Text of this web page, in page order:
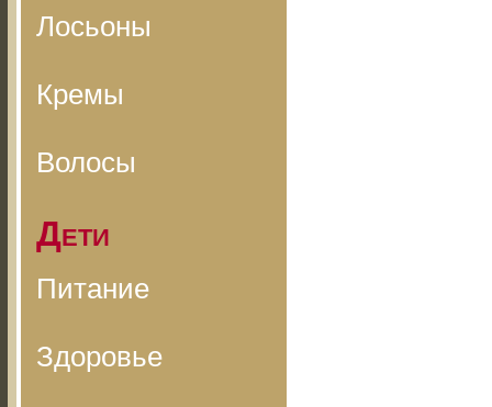
Лосьоны
Кремы
Волосы
Дети
Питание
Здоровье